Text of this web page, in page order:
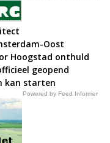
Oost
Hoogstad onthuld
geopend
kan starten
Powered by Feed Informer